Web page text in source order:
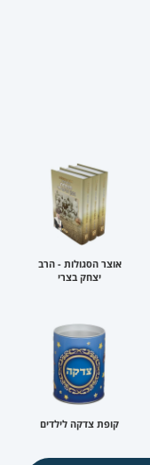
אוצר הסגולות - הרב
יצחק בצרי
קופת צדקה לילדים